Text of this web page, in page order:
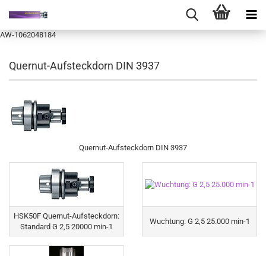
AW-1062048184
Quernut-Aufsteckdorn DIN 3937
Quernut-Aufsteckdorn DIN 3937
HSK50F Quernut-Aufsteckdorn:
Standard G 2,5 20000 min-1
Wuchtung: G 2,5 25.000 min-1